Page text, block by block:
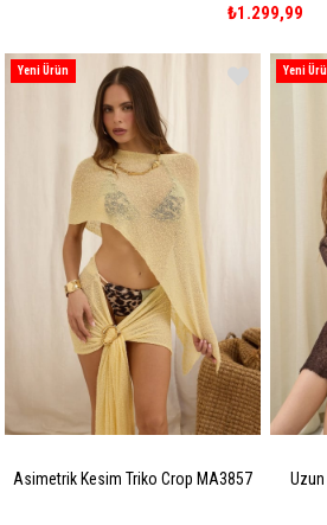
₺1.299,99
Asimetrik Kesim Triko Crop MA3857
Yeni Ürün Yeni